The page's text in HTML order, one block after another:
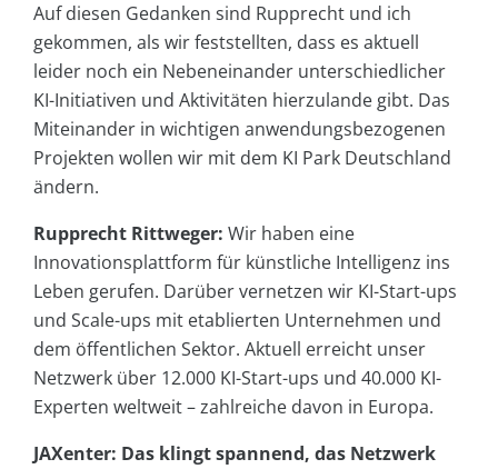
Auf diesen Gedanken sind Rupprecht und ich
gekommen, als wir feststellten, dass es aktuell
leider noch ein Nebeneinander unterschiedlicher
KI-Initiativen und Aktivitäten hierzulande gibt. Das
Miteinander in wichtigen anwendungsbezogenen
Projekten wollen wir mit dem KI Park Deutschland
ändern.
Rupprecht Rittweger: Wir haben eine
Innovationsplattform für künstliche Intelligenz ins
Leben gerufen. Darüber vernetzen wir KI-Start-ups
und Scale-ups mit etablierten Unternehmen und
dem öffentlichen Sektor. Aktuell erreicht unser
Netzwerk über 12.000 KI-Start-ups und 40.000 KI-
Experten weltweit – zahlreiche davon in Europa.
JAXenter: Das klingt spannend, das Netzwerk